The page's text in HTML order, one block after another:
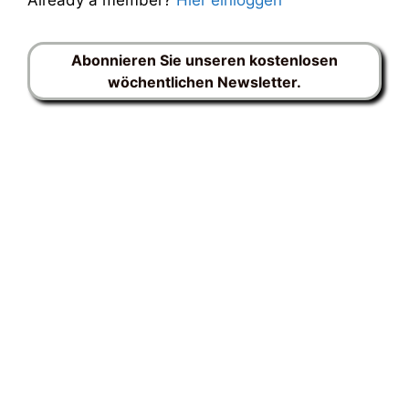
Abonnieren Sie unseren kostenlosen
wöchentlichen Newsletter.